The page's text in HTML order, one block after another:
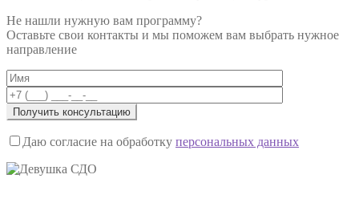
Не нашли нужную вам программу?
Оставьте свои контакты и мы поможем вам выбрать нужное
направление
Даю согласие на обработку персональных данных